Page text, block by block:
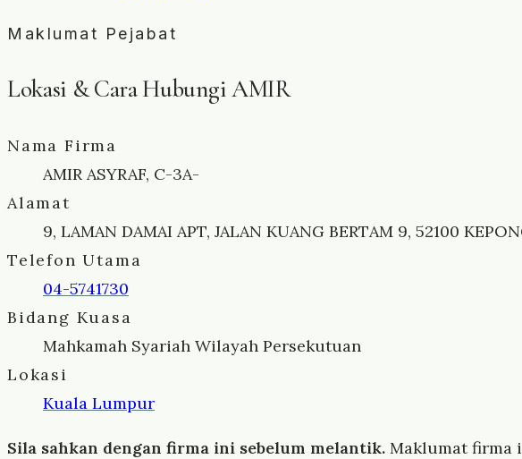
Maklumat Pejabat
Lokasi & Cara Hubungi AMIR
Nama Firma
AMIR ASYRAF, C-3A-
Alamat
9, LAMAN DAMAI APT, JALAN KUANG BERTAM 9, 52100
Telefon Utama
04-5741730
Bidang Kuasa
Mahkamah Syariah Wilayah Persekutuan
Lokasi
Kuala Lumpur
Sila sahkan dengan firma ini sebelum melantik. Maklumat firma